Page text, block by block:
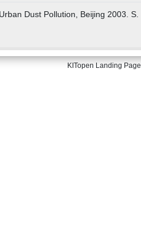
Dust Pollution, Beijing 2003. S.
KITopen Landing Page